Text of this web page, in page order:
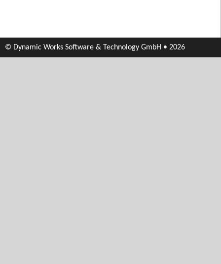
© Dynamic Works Software & Technology GmbH • 2026